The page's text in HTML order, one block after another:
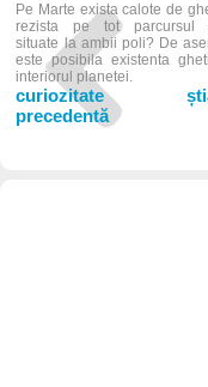
Pe Marte exista calote de
rezista pe tot parcursul
situate la ambii poli? De
este posibila existenta
interiorul planetei.
curiozitate
precedentă